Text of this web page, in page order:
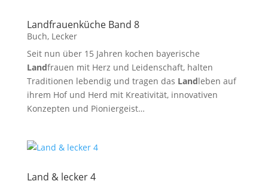
Landfrauenküche Band 8
Buch, Lecker
Seit nun über 15 Jahren kochen bayerische
Landfrauen mit Herz und Leidenschaft, halten
Traditionen lebendig und tragen das Landleben auf
ihrem Hof und Herd mit Kreativität, innovativen
Konzepten und Pioniergeist…
Land & lecker 4